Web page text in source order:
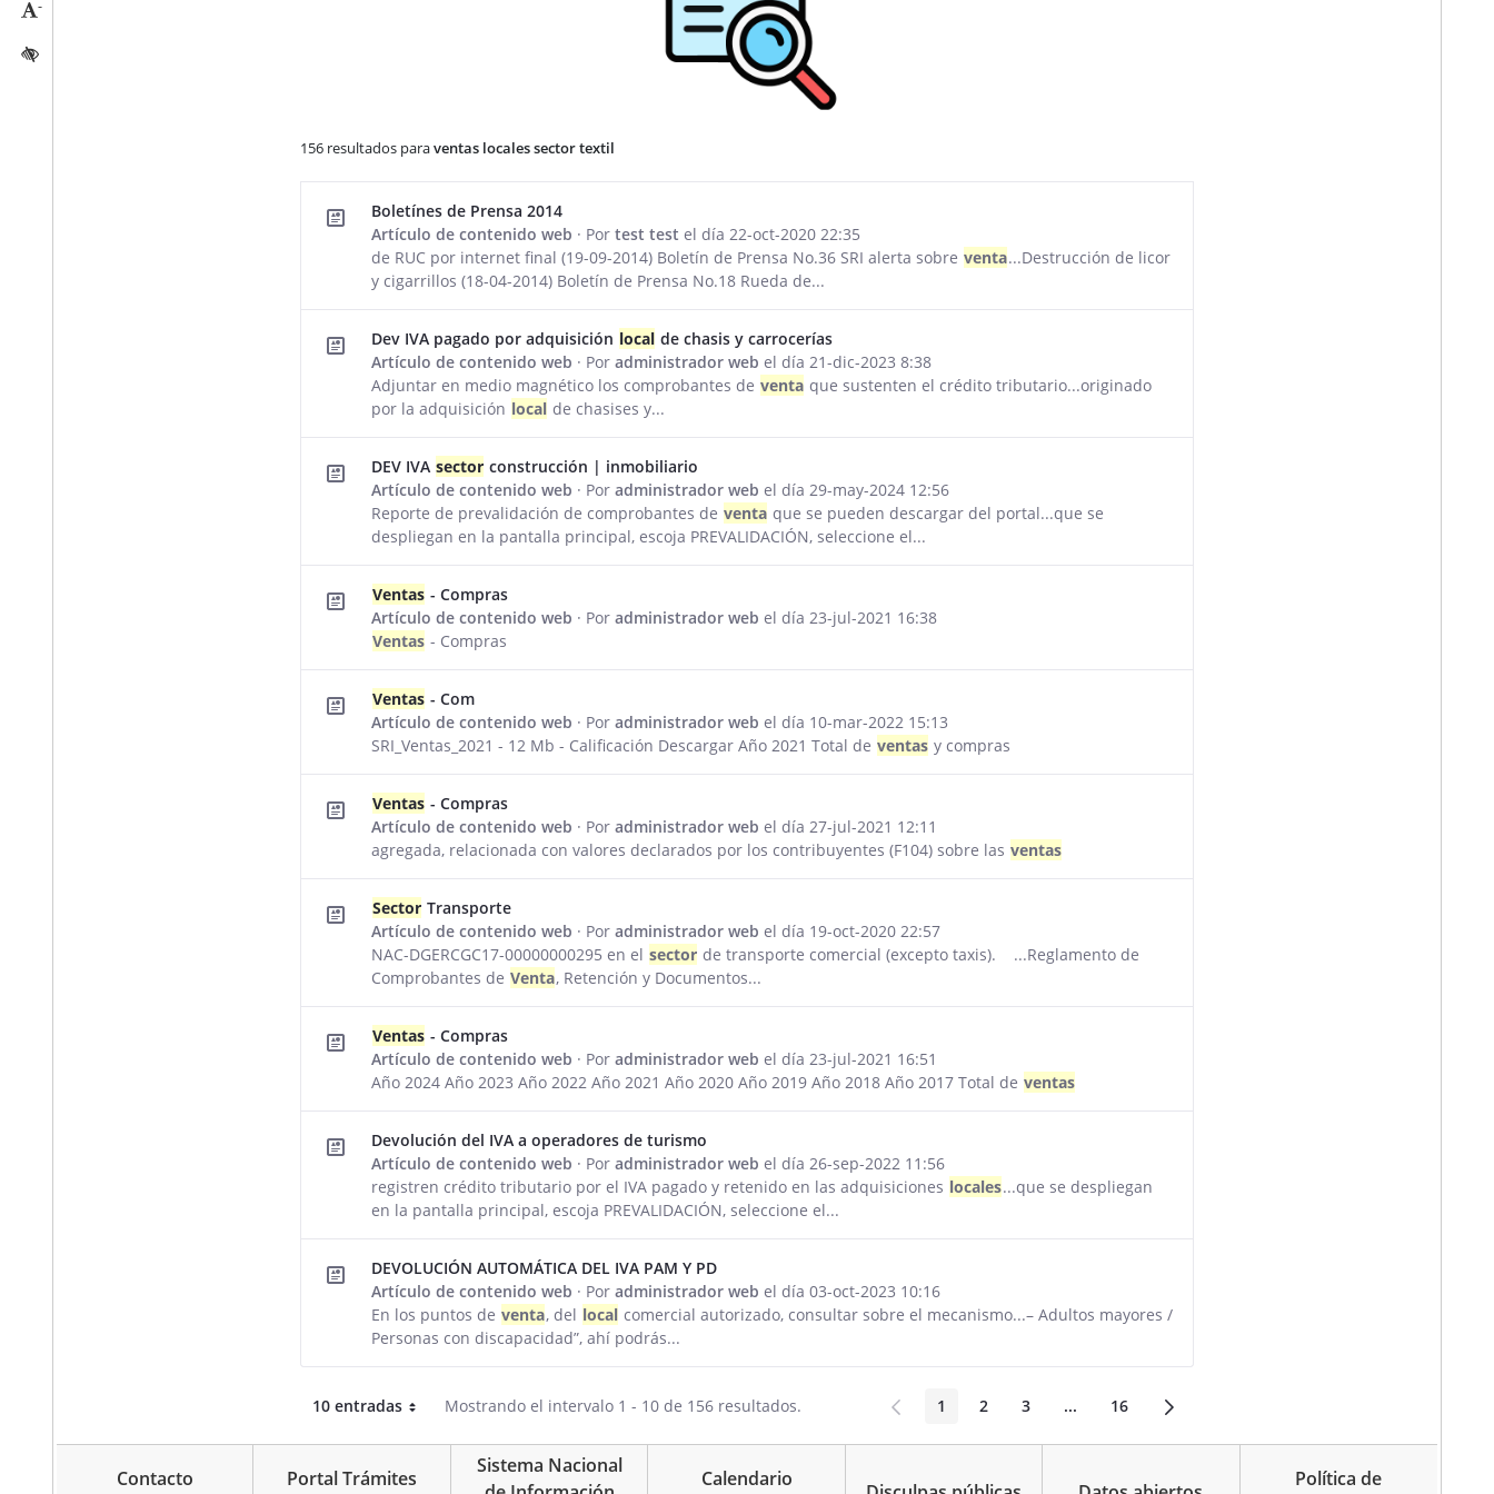
-Reducir tamaño caracteres
Activar/quitar contraste
156 resultados paraventas locales sector textil
Boletínes de Prensa 2014
Artículo de contenido web · Portest test el día 22-oct-2020 22:35
de RUC por internet final (19-09-2014) Boletín de Prensa No.36 SRI alerta sobre venta...Destrucción de licor
y cigarrillos (18-04-2014) Boletín de Prensa No.18 Rueda de...
Dev IVA pagado por adquisición local de chasis y carrocerías
Artículo de contenido web · Poradministrador web el día 21-dic-2023 8:38
Adjuntar en medio magnético los comprobantes de venta que sustenten el crédito tributario...originado
por la adquisición local de chasises y...
DEV IVA sector construcción | inmobiliario
Artículo de contenido web · Poradministrador web el día 29-may-2024 12:56
Reporte de prevalidación de comprobantes de venta que se pueden descargar del portal...que se
despliegan en la pantalla principal, escoja PREVALIDACIÓN, seleccione el...
Ventas - Compras
Artículo de contenido web · Poradministrador web el día 23-jul-2021 16:38
Ventas - Compras
Ventas - Com
Artículo de contenido web · Poradministrador web el día 10-mar-2022 15:13
SRI_Ventas_2021 - 12 Mb - Calificación Descargar Año 2021 Total de ventas y compras
Ventas - Compras
Artículo de contenido web · Poradministrador web el día 27-jul-2021 12:11
agregada, relacionada con valores declarados por los contribuyentes (F104) sobre las ventas
Sector Transporte
Artículo de contenido web · Poradministrador web el día 19-oct-2020 22:57
NAC-DGERCGC17-00000000295 en el sector de transporte comercial (excepto taxis). ...Reglamento de
Comprobantes de Venta, Retención y Documentos...
Ventas - Compras
Artículo de contenido web · Poradministrador web el día 23-jul-2021 16:51
Año 2024 Año 2023 Año 2022 Año 2021 Año 2020 Año 2019 Año 2018 Año 2017 Total de ventas
Devolución del IVA a operadores de turismo
Artículo de contenido web · Poradministrador web el día 26-sep-2022 11:56
registren crédito tributario por el IVA pagado y retenido en las adquisiciones locales...que se despliegan
en la pantalla principal, escoja PREVALIDACIÓN, seleccione el...
DEVOLUCIÓN AUTOMÁTICA DEL IVA PAM Y PD
Artículo de contenido web · Poradministrador web el día 03-oct-2023 10:16
En los puntos de venta, del local comercial autorizado, consultar sobre el mecanismo...– Adultos mayores /
Personas con discapacidad”, ahí podrás...
10 entradasPor páginaMostrando el intervalo 1 - 10 de 156 resultados. Página
1 Página
2 Página
3 ...Páginas intermedias
Página
16
Contacto
Portal Trámites
Sistema Nacional
Calendario
Política de